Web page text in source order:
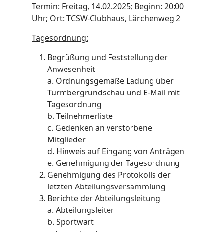
Termin: Freitag, 14.02.2025; Beginn: 20:00
Uhr; Ort: TCSW-Clubhaus, Lärchenweg 2
Tagesordnung:
Begrüßung und Feststellung der
Anwesenheit
a. Ordnungsgemäße Ladung über
Turmbergrundschau und E-Mail mit
Tagesordnung
b. Teilnehmerliste
c. Gedenken an verstorbene
Mitglieder
d. Hinweis auf Eingang von Anträgen
e. Genehmigung der Tagesordnung
Genehmigung des Protokolls der
letzten Abteilungsversammlung
Berichte der Abteilungsleitung
a. Abteilungsleiter
b. Sportwart